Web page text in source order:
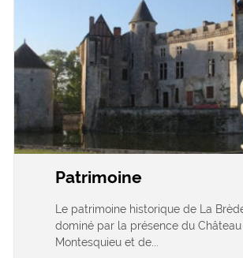
Patrimoine
Le patrimoine historique de La
dominé par la présence du
Montesquieu et de...